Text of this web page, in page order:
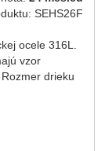
SEHS26F
ocele 316L.
vzor
drieku